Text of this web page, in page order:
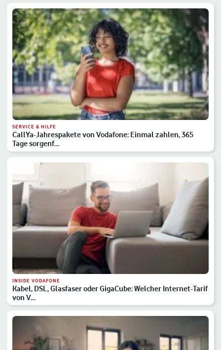
SERVICE & HILFE
CallYa-Jahrespakete von Vodafone: Einmal zahlen, 365
Tage sorgenf…
INSIDE VODAFONE
Kabel, DSL, Glasfaser oder GigaCube: Welcher Internet-Tarif
von V…